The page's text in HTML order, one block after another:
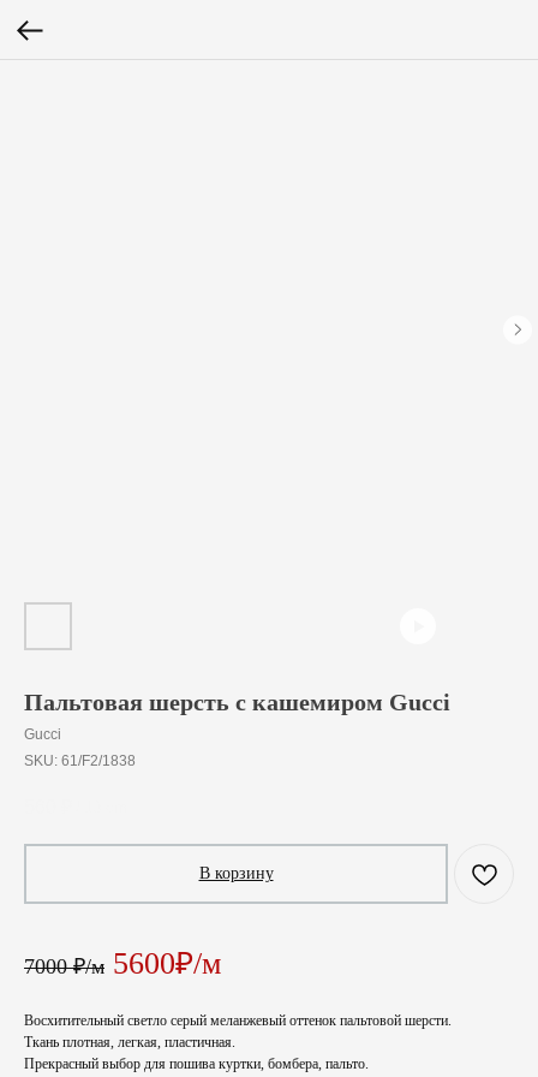
Пальтовая шерсть с кашемиром Gucci
Gucci
SKU: 61/F2/1838
В корзину
7000 ₽/м 5600₽/м
Восхитительный светло серый меланжевый оттенок пальтовой шерсти.
Ткань плотная, легкая, пластичная.
Прекрасный выбор для пошива куртки, бомбера, пальто.